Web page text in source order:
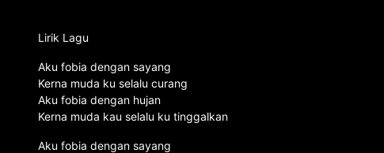
Lirik Lagu
Aku fobia dengan sayang
Kerna muda ku selalu curang
Aku fobia dengan hujan
Kerna muda kau selalu ku tinggalkan
Aku fobia dengan sayang